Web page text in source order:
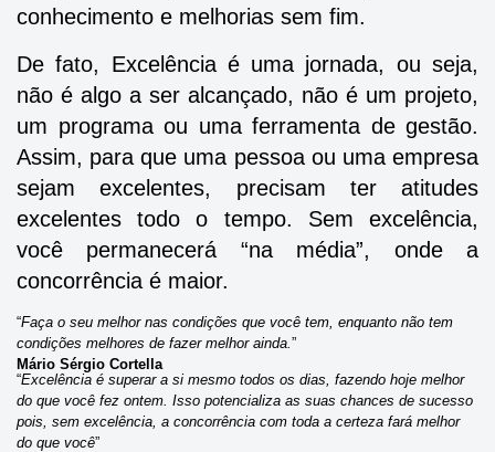
conhecimento e melhorias sem fim.
De fato, Excelência é uma jornada, ou seja,
não é algo a ser alcançado, não é um projeto,
um programa ou uma ferramenta de gestão.
Assim, para que uma pessoa ou uma empresa
sejam excelentes, precisam ter atitudes
excelentes todo o tempo. Sem excelência,
você permanecerá “na média”, onde a
concorrência é maior.
“Faça o seu melhor nas condições que você tem, enquanto não tem
condições melhores de fazer melhor ainda.”
Mário Sérgio Cortella
“Excelência é superar a si mesmo todos os dias, fazendo hoje melhor
do que você fez ontem. Isso potencializa as suas chances de sucesso
pois, sem excelência, a concorrência com toda a certeza fará melhor
do que você”